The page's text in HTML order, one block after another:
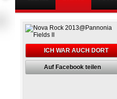
ICH WAR AUCH DORT
Auf Facebook teilen